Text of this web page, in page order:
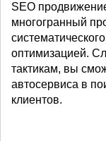
SEO
многогранный
оптимизацией.
тактикам, вы
автосервиса в
клиентов.